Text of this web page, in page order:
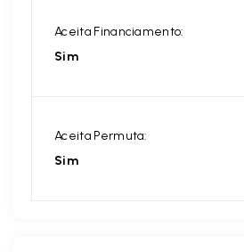
Aceita Financiamento:
Sim
Aceita Permuta:
Sim